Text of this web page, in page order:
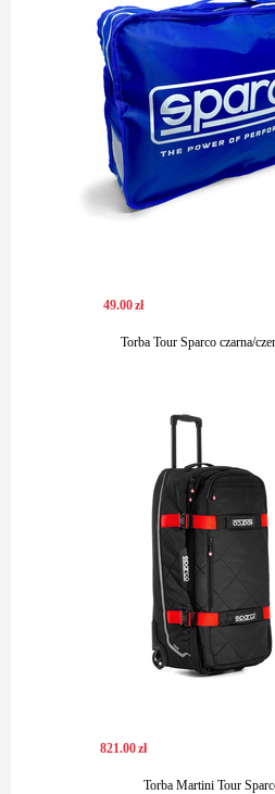
49.00zł
Torba Tour Sparco czarna/
821.00zł
Torba Martini Tour